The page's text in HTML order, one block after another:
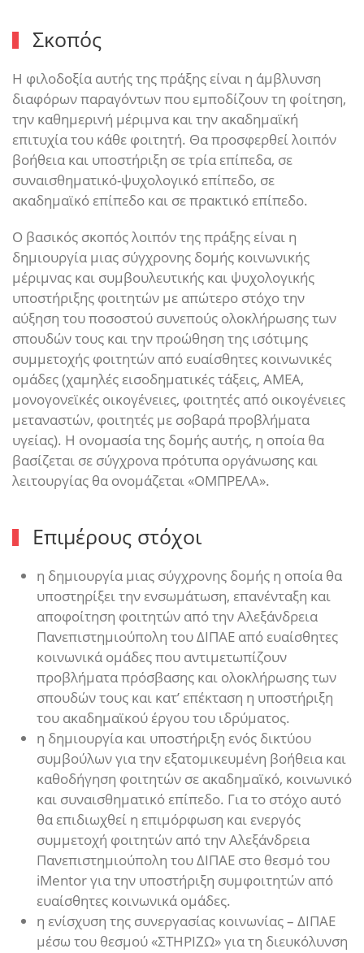
Σκοπός
Η φιλοδοξία αυτής της πράξης είναι η άμβλυνση
διαφόρων παραγόντων που εμποδίζουν τη φοίτηση,
την καθημερινή μέριμνα και την ακαδημαϊκή
επιτυχία του κάθε φοιτητή. Θα προσφερθεί λοιπόν
βοήθεια και υποστήριξη σε τρία επίπεδα, σε
συναισθηματικό-ψυχολογικό επίπεδο, σε
ακαδημαϊκό επίπεδο και σε πρακτικό επίπεδο.
Ο βασικός σκοπός λοιπόν της πράξης είναι η
δημιουργία μιας σύγχρονης δομής κοινωνικής
μέριμνας και συμβουλευτικής και ψυχολογικής
υποστήριξης φοιτητών με απώτερο στόχο την
αύξηση του ποσοστού συνεπούς ολοκλήρωσης των
σπουδών τους και την προώθηση της ισότιμης
συμμετοχής φοιτητών από ευαίσθητες κοινωνικές
ομάδες (χαμηλές εισοδηματικές τάξεις, ΑΜΕΑ,
μονογονεϊκές οικογένειες, φοιτητές από οικογένειες
μεταναστών, φοιτητές με σοβαρά προβλήματα
υγείας). Η ονομασία της δομής αυτής, η οποία θα
βασίζεται σε σύγχρονα πρότυπα οργάνωσης και
λειτουργίας θα ονομάζεται «ΟΜΠΡΕΛΑ».
Επιμέρους στόχοι
η δημιουργία μιας σύγχρονης δομής η οποία θα
υποστηρίξει την ενσωμάτωση, επανένταξη και
αποφοίτηση φοιτητών από την Αλεξάνδρεια
Πανεπιστημιούπολη του ΔΙΠΑΕ από ευαίσθητες
κοινωνικά ομάδες που αντιμετωπίζουν
προβλήματα πρόσβασης και ολοκλήρωσης των
σπουδών τους και κατ’ επέκταση η υποστήριξη
του ακαδημαϊκού έργου του ιδρύματος.
η δημιουργία και υποστήριξη ενός δικτύου
συμβούλων για την εξατομικευμένη βοήθεια και
καθοδήγηση φοιτητών σε ακαδημαϊκό, κοινωνικό
και συναισθηματικό επίπεδο. Για το στόχο αυτό
θα επιδιωχθεί η επιμόρφωση και ενεργός
συμμετοχή φοιτητών από την Αλεξάνδρεια
Πανεπιστημιούπολη του ΔΙΠΑΕ στο θεσμό του
iMentor για την υποστήριξη συμφοιτητών από
ευαίσθητες κοινωνικά ομάδες.
η ενίσχυση της συνεργασίας κοινωνίας – ΔΙΠΑΕ
μέσω του θεσμού «ΣΤΗΡΙΖΩ» για τη διευκόλυνση